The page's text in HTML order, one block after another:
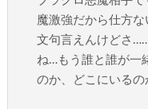
魔激強だから仕方
文句言えんけどさ
ね…もう誰と誰が一
のか、どこにいる